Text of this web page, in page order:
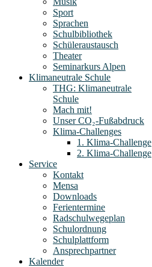
Sport
Sprachen
Schulbibliothek
Schüleraustausch
Theater
Seminarkurs Alpen
Klimaneutrale Schule
THG: Klimaneutrale
Schule
Mach mit!
Unser CO₂-Fußabdruck
Klima-Challenges
1. Klima-Challenge
2. Klima-Challenge
Service
Kontakt
Mensa
Downloads
Ferientermine
Radschulwegeplan
Schulordnung
Schulplattform
Ansprechpartner
Kalender